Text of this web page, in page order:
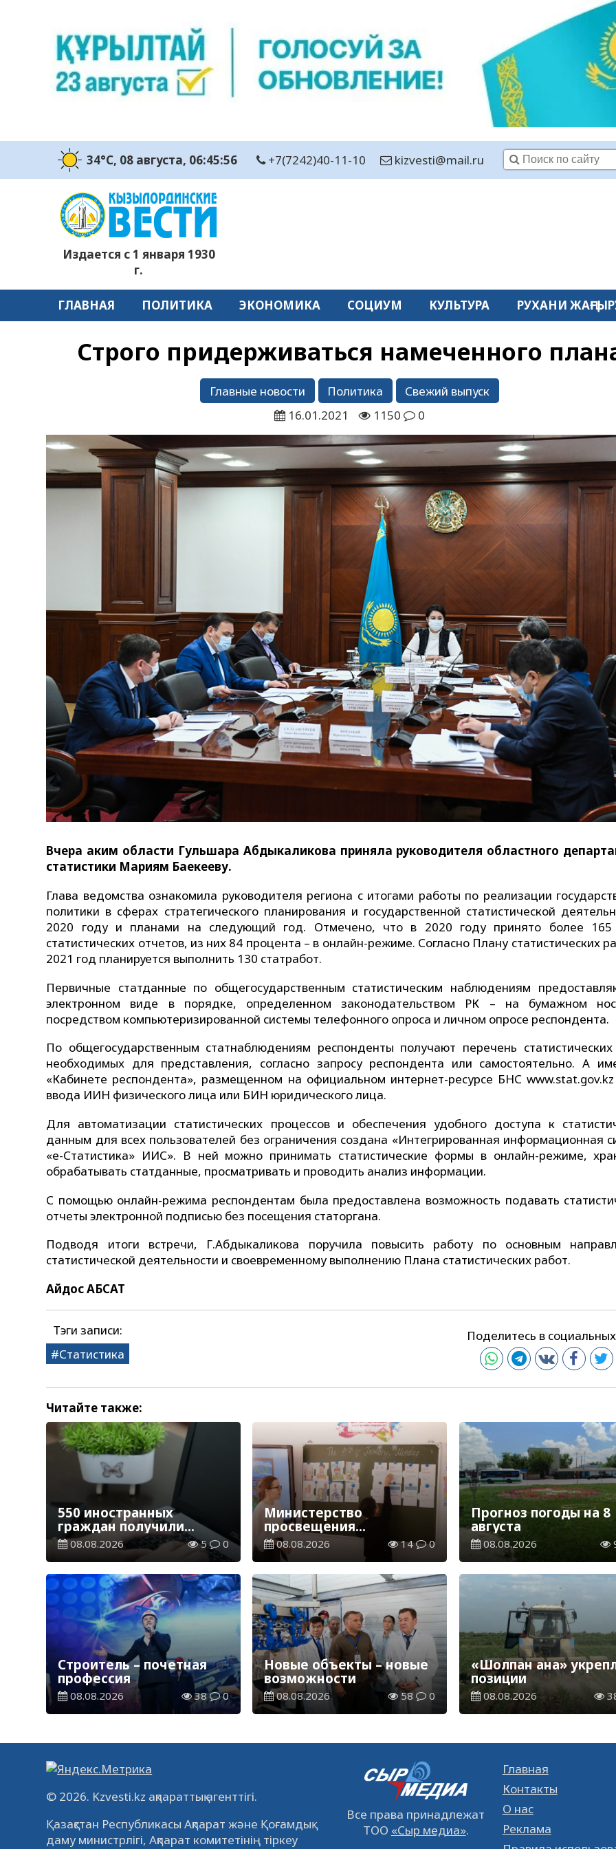
34°C, 08 августа, 06:45:57 +7(7242)40-11-10 kizvesti@mail.ru
Издается с 1 января 1930
г.
ГЛАВНАЯ ПОЛИТИКА ЭКОНОМИКА СОЦИУМ КУЛЬТУРА РУХАНИ
Строго придерживаться намеченного
Главные новости Политика
Свежий выпуск
16.01.2021
1150 0
Вчера аким области Гульшара Абдыкаликова приняла руководителя областного
статистики Мариям Баекееву.
Глава ведомства ознакомила руководителя региона с итогами работы по реализации
политики в сферах стратегического планирования и государственной статистической
2020 году и планами на следующий год. Отмечено, что в 2020 году принято более 165
статистических отчетов, из них 84 процента – в онлайн-режиме. Согласно Плану статистических
2021 год планируется выполнить 130 статработ.
Первичные статданные по общегосударственным статистическим наблюдениям
электронном виде в порядке, определенном законодательством РК – на бумажном
посредством компьютеризированной системы телефонного опроса и личном опросе респондента.
По общегосударственным статнаблюдениям респонденты получают перечень
необходимых для представления, согласно запросу респондента или самостоятельно. А
«Кабинете респондента», размещенном на официальном интернет-ресурсе БНС
ввода ИИН физического лица или БИН юридического лица.
Для автоматизации статистических процессов и обеспечения удобного доступа к
данным для всех пользователей без ограничения создана «Интегрированная информационная
«е-Статистика» ИИС». В ней можно принимать статистические формы в онлайн-режиме,
обрабатывать статданные, просматривать и проводить анализ информации.
С помощью онлайн-режима респондентам была предоставлена возможность подавать
отчеты электронной подписью без посещения статоргана.
Подводя итоги встречи, Г.Абдыкаликова поручила повысить работу по основным
статистической деятельности и своевременному выполнению Плана статистических работ.
Айдос АБСАТ
Тэги записи:
Статистика
Поделитесь в
Читайте также:
550 иностранных
граждан получили
образовательные
гранты для обучения в
Казахстане
08.08.2026 5 0
Министерство
просвещения
определило сроки
обучения и каникул на
2026-2027 учебный год
08.08.2026 14 0
Прогноз погоды на 8
августа
08.08.2026
Строитель – почетная
профессия
08.08.2026 38 0
Новые объекты – новые
возможности
08.08.2026 58 0
«Шолпан ана»
позиции
08.08.2026
© 2026. Kzvesti.kz ақпараттық агенттігі.
Қазақстан Республикасы Ақпарат және Қоғамдық
даму министрлігі, Ақпарат комитетінің тіркеу
Все права принадлежат
ТОО «Сыр медиа».
Главная
Контакты
О нас
Реклама